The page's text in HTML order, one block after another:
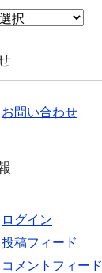
お問い合わせ
ログイン
投稿フィード
コメントフィード